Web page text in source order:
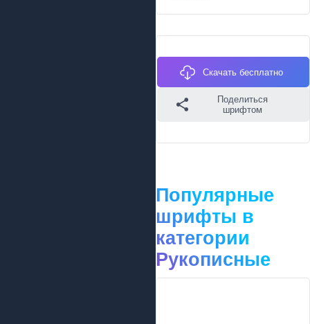
Скачать бесплатно
Поделиться
шрифтом
Популярные
шрифты в
категории
Рукописные